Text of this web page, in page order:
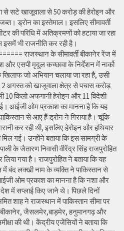
से सटे खाजूवाला से 50 करोड़ की हेरोइन और
ड्रोन का इस्तेमाल। इसलिए सीमावर्ती
की परिधि में अतिक्रमणों को हटाया जा रहा
भी राजनीति कर रही है।
राजस्थान के सीमावर्ती बीकानेर रेंज में
एसपी मृदुल कच्छावा के निर्देशन में नार्को
जो अभियान चलाया जा रहा है, उसी
2 अगस्त को खाजूवाला क्षेत्र से पचास करोड़
10 किलो अफगानी हेरोइन और 11 विदेशी
आईजी ओम प्रकाश का मानना है कि यह
से आए हैं ड्रोन ने गिराया है। चूंकि
कर रही थी, इसलिए हेरोइन और हथियार
गई। उन्होंने बताया कि इस सामग्री के
के जैतारण निवासी वीरेंद्र सिंह राजपुरोहित
लिया गया है। राजपुरोहित ने बताया कि यह
बंद लक्खी नाम के व्यक्ति ने पाकिस्तान से
ओम प्रकाश का मानना है कि नशा और
देश में सप्लाई किए जाने थे। पिछले दिनों
शाह ने राजस्थान में पाकिस्तान सीमा पर
जैसलमेर,बाड़मेर, हनुमानगढ़ और
की थी। केंद्रीय एजेंसियों ने बताया कि